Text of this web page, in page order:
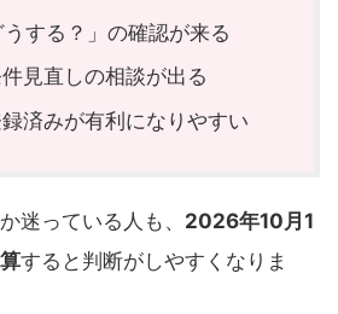
うする？」の確認が来る
見直しの相談が出る
済みが有利になりやすい
迷っている人も、 2026年10月1
すると判断がしやすくなりま